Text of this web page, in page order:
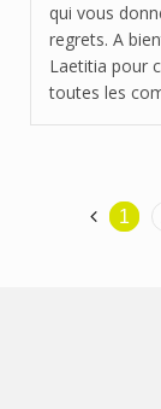
qui vous
regrets. A
Laetitia pour
toutes les
1